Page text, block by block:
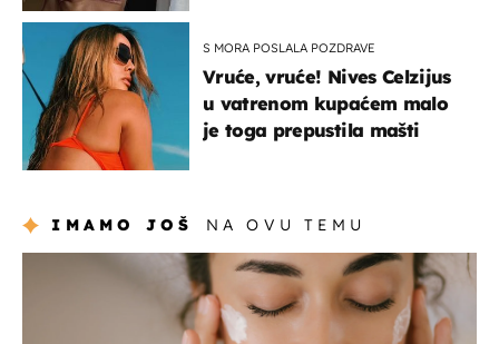
S MORA POSLALA POZDRAVE
Vruće, vruće! Nives Celzijus
u vatrenom kupaćem malo
je toga prepustila mašti
IMAMO JOŠ NA OVU TEMU
moda & ljepota